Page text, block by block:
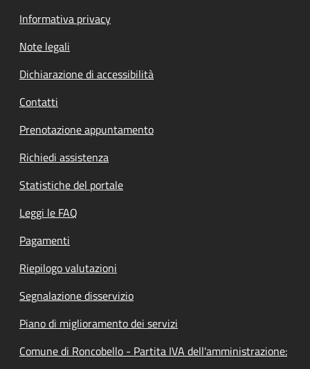
Informativa privacy
Note legali
Dichiarazione di accessibilità
Contatti
Prenotazione appuntamento
Richiedi assistenza
Statistiche del portale
Leggi le FAQ
Pagamenti
Riepilogo valutazioni
Segnalazione disservizio
Piano di miglioramento dei servizi
Comune di Roncobello - Partita IVA dell'amministrazione: